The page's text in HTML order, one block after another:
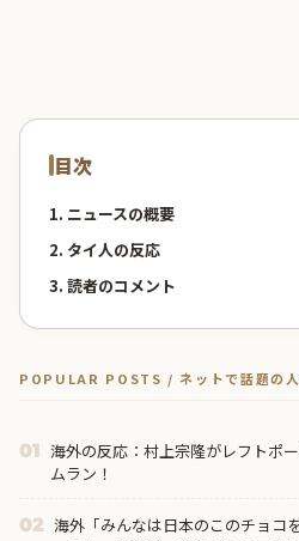
目次
1. ニュースの概要
2. タイ人の反応
3. 読者のコメント
POPULAR POSTS / ネットで話題の
01 海外の反応：村上宗隆がレフトポ
ムラン！
02 海外「みんなは日本のこのチョコ